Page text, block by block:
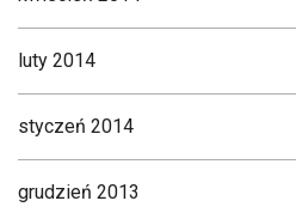
luty 2014
styczeń 2014
grudzień 2013